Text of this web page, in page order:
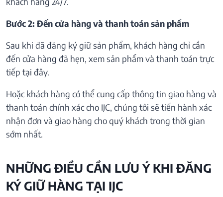
Bước 2: Đến cửa hàng và thanh toán sản phẩm
Sau khi đã đăng ký giữ sản phẩm, khách hàng chỉ cần
đến cửa hàng đã hẹn, xem sản phẩm và thanh toán trực
tiếp tại đây.
Hoặc khách hàng có thể cung cấp thông tin giao hàng và
thanh toán chính xác cho IJC, chúng tôi sẽ tiến hành xác
nhận đơn và giao hàng cho quý khách trong thời gian
sớm nhất.
NHỮNG ĐIỀU CẦN LƯU Ý KHI ĐĂNG
KÝ GIỮ HÀNG TẠI IJC